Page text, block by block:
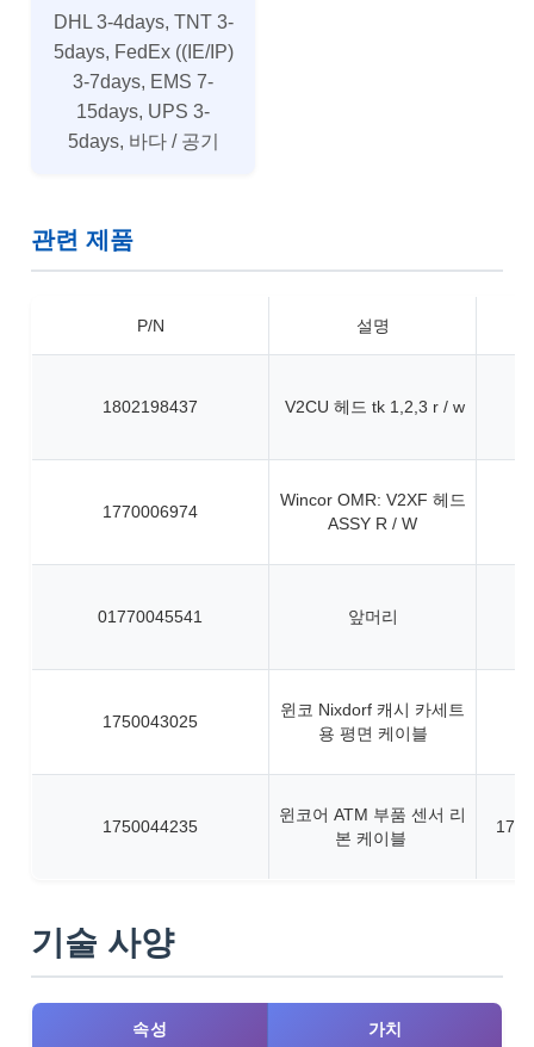
DHL 3-4days, TNT 3-
5days, FedEx ((IE/IP)
3-7days, EMS 7-
15days, UPS 3-
5days, 바다 / 공기
관련 제품
P/N 설명
1802198437 V2CU 헤드 tk 1,2,3 r / w
1770006974
Wincor OMR: V2XF 헤드
ASSY R / W
01770045541 앞머리
1750043025
윈코 Nixdorf 캐시 카세트
용 평면 케이블
1750044235
윈코어 ATM 부품 센서 리
본 케이블
기술 사양
속성 가치